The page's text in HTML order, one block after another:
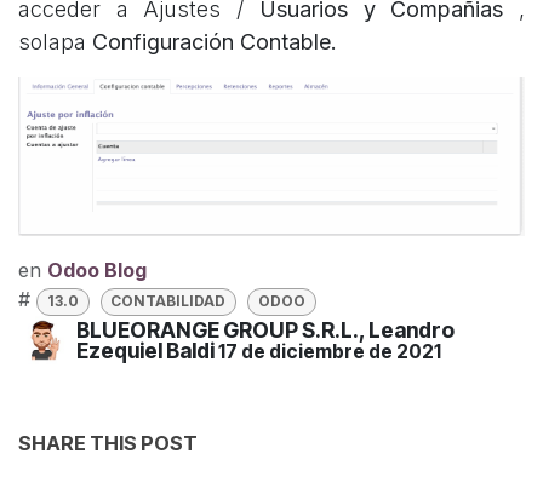
acceder a Ajustes /
Usuarios y Compañias ,
solapa Configuración Contable.
en Odoo Blog
#
13.0 CONTABILIDAD ODOO
BLUEORANGE GROUP S.R.L., Leandro
Ezequiel Baldi17 de diciembre de 2021
SHARE THIS POST